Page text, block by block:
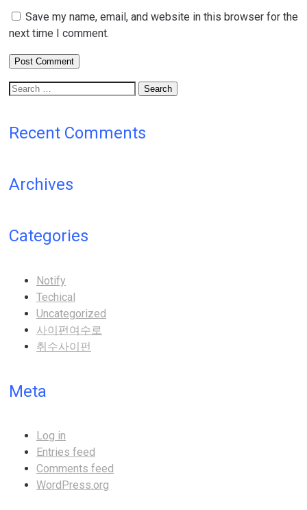
Save my name, email, and website in this browser for the
next time I comment.
Search
Recent Comments
Archives
Categories
Notify
Techical
Uncategorized
사이펀여수로
취수사이펀
Meta
Log in
Entries feed
Comments feed
WordPress.org